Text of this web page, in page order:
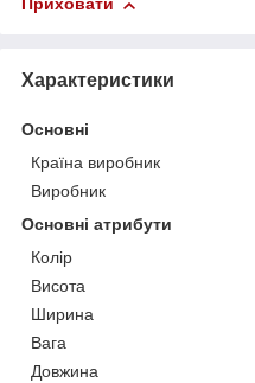
Приховати
Характеристики
Основні
Країна виробник
Виробник
Основні атрибути
Колір
Висота
Ширина
Вага
Довжина